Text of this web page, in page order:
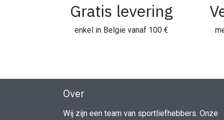
Gratis levering
enkel in België vanaf 100 €
Over
Wij zijn een team van sportliefhebbers. Onze